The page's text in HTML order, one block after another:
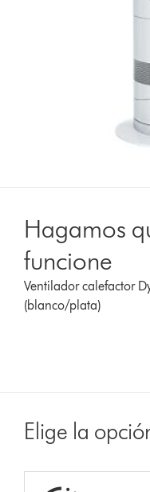
Hagamos
funcione
Ventilador calefactor
(blanco/plata)
Elige la